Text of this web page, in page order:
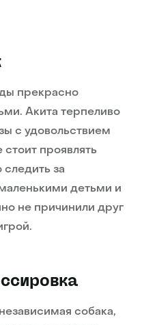
прекрасно
Акита терпеливо
с удовольствием
стоит проявлять
за
детьми и
не причинили друг
собака,